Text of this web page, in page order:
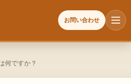
お問い合わせ
何ですか？